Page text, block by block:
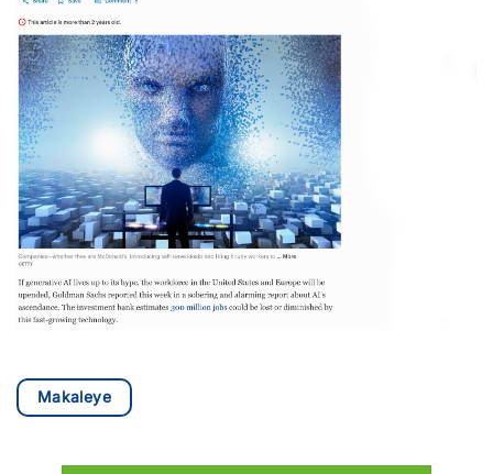
Makaleye